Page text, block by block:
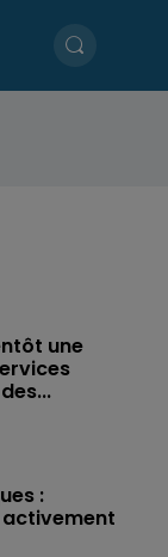
une
:
activement